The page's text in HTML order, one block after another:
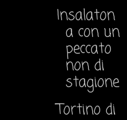
Insalaton
a con un
peccato
non di
stagione
Tortino di